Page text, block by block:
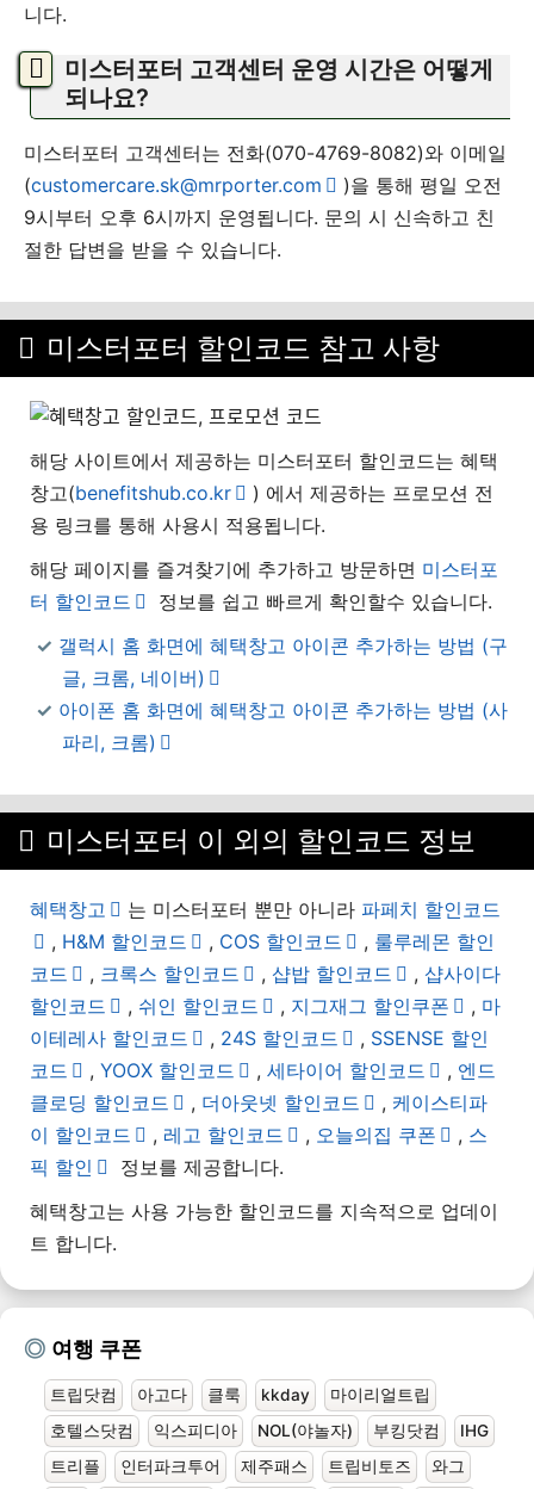
니다.
미스터포터 고객센터 운영 시간은 어떻게
되나요?
미스터포터 고객센터는 전화(070-4769-8082)와 이메일
(customercare.sk@mrporter.com
)을 통해 평일 오전
9시부터 오후 6시까지 운영됩니다. 문의 시 신속하고 친
절한 답변을 받을 수 있습니다.
미스터포터 할인코드 참고 사항
해당 사이트에서 제공하는 미스터포터 할인코드는 혜택
창고(benefitshub.co.kr
) 에서 제공하는 프로모션 전
용 링크를 통해 사용시 적용됩니다.
해당 페이지를 즐겨찾기에 추가하고 방문하면 미스터포
터 할인코드
정보를 쉽고 빠르게 확인할수 있습니다.
갤럭시 홈 화면에 혜택창고 아이콘 추가하는 방법 (구
글, 크롬, 네이버)
아이폰 홈 화면에 혜택창고 아이콘 추가하는 방법 (사
파리, 크롬)
미스터포터 이 외의 할인코드 정보
혜택창고 는 미스터포터 뿐만 아니라 파페치 할인코드
, H&M 할인코드 , COS 할인코드 , 룰루레몬 할인
코드
, 크록스 할인코드 , 샵밥 할인코드 , 샵사이다
할인코드
, 쉬인 할인코드 , 지그재그 할인쿠폰 , 마
이테레사 할인코드
, 24S 할인코드 , SSENSE 할인
코드
, YOOX 할인코드 , 세타이어 할인코드 , 엔드
클로딩 할인코드
, 더아웃넷 할인코드 , 케이스티파
이 할인코드
, 레고 할인코드 , 오늘의집 쿠폰 , 스
픽 할인
정보를 제공합니다.
혜택창고는 사용 가능한 할인코드를 지속적으로 업데이
트 합니다.
여행 쿠폰
트립닷컴 아고다 클룩 kkday
마이리얼트립
호텔스닷컴
익스피디아 NOL(야놀자) 부킹닷컴
IHG
트리플
인터파크투어 제주패스 트립비토즈
와그